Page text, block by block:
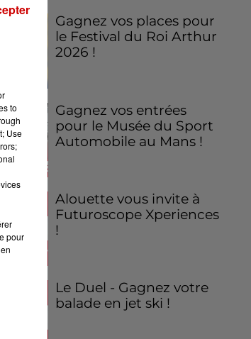
Gagnez vos places pour
le Festival du Roi Arthur
2026 !
Gagnez vos entrées
pour le Musée du Sport
Automobile au Mans !
Alouette vous invite à
Futuroscope Xperiences
!
Le Duel - Gagnez votre
balade en jet ski !
to
Use
pour